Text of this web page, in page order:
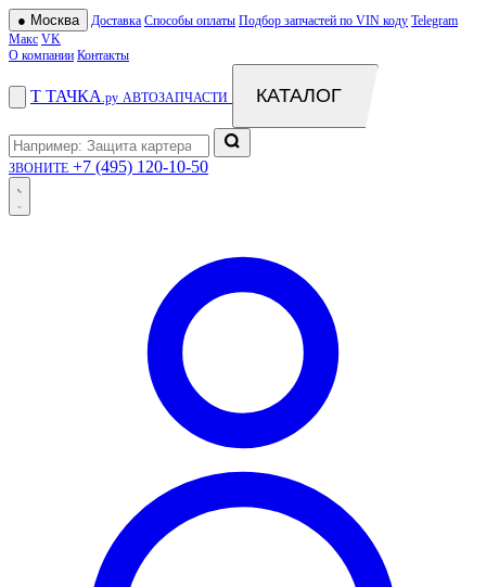
● Москва Доставка Способы оплаты Подбор запчастей по VIN коду Telegram
Макс VK
О компании Контакты
Т ТАЧКА .ру АВТОЗАПЧАСТИ КАТАЛОГ
ЗВОНИТЕ +7 (495) 120-10-50